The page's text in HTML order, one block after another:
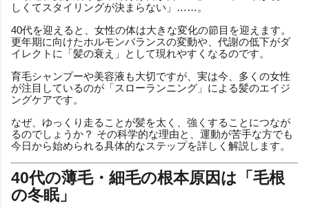
しくてスタイリングが決まらない」……。
40代を迎えると、女性の体は大きな変化の節目を迎えます。
更年期に向けたホルモンバランスの変動や、代謝の低下がダ
イレクトに「髪の衰え」として現れやすくなるのです。
育毛シャンプーや美容液も大切ですが、実は今、多くの女性
が注目しているのが「スローランニング」による髪のエイジ
ングケアです。
なぜ、ゆっくり走ることが髪を太く、強くすることにつなが
るのでしょうか？ その科学的な理由と、運動が苦手な方でも
今日から始められる具体的なステップを詳しく解説します。
40代の薄毛・細毛の根本原因は「毛根
の冬眠」